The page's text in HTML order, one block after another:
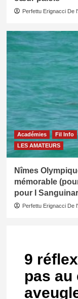
Perfettu Erignacci De
Académies Fil Info
LES AMATEURS
Nîmes
mémorable
pour I
Perfettu Erignacci De
9
pas au